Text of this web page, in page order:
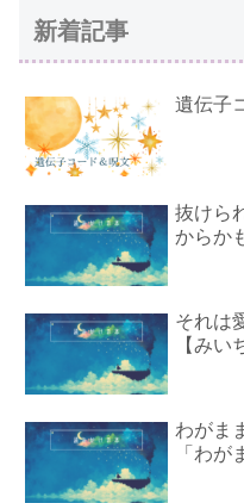
新着記事
遺伝子
抜けら
からか
それは
【みい
わがま
「わが